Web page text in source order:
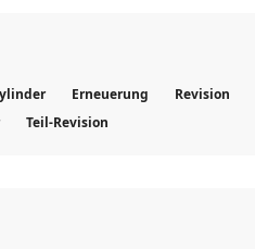
Erneuerung
Revision
Teil-Revision